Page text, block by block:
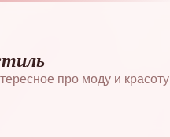
про моду и красоту